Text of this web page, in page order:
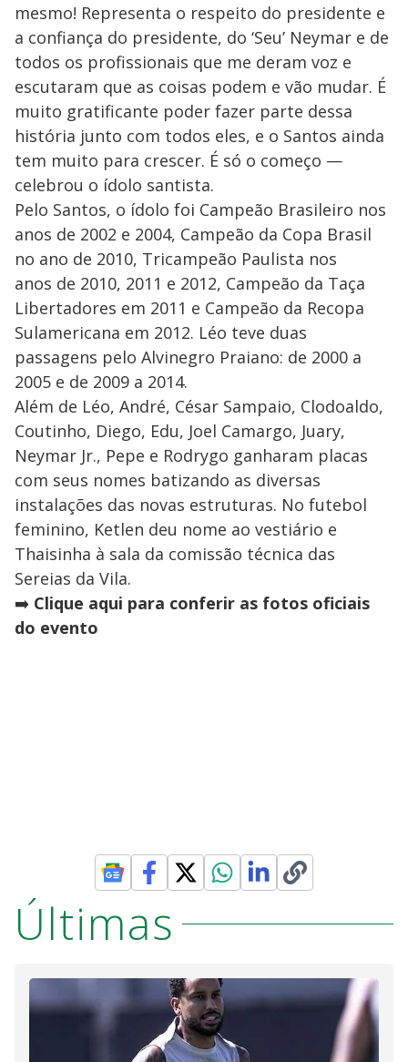
mesmo! Representa o respeito do presidente e
a confiança do presidente, do ‘Seu’ Neymar e de
todos os profissionais que me deram voz e
escutaram que as coisas podem e vão mudar. É
muito gratificante poder fazer parte dessa
história junto com todos eles, e o Santos ainda
tem muito para crescer. É só o começo —
celebrou o ídolo santista.
Pelo Santos, o ídolo foi Campeão Brasileiro nos
anos de 2002 e 2004, Campeão da Copa Brasil
no ano de 2010, Tricampeão Paulista nos
anos de 2010, 2011 e 2012, Campeão da Taça
Libertadores em 2011 e Campeão da Recopa
Sulamericana em 2012. Léo teve duas
passagens pelo Alvinegro Praiano: de 2000 a
2005 e de 2009 a 2014.
Além de Léo, André, César Sampaio, Clodoaldo,
Coutinho, Diego, Edu, Joel Camargo, Juary,
Neymar Jr., Pepe e Rodrygo ganharam placas
com seus nomes batizando as diversas
instalações das novas estruturas. No futebol
feminino, Ketlen deu nome ao vestiário e
Thaisinha à sala da comissão técnica das
Sereias da Vila.
➡️ Clique aqui para conferir as fotos oficiais
do evento
Últimas